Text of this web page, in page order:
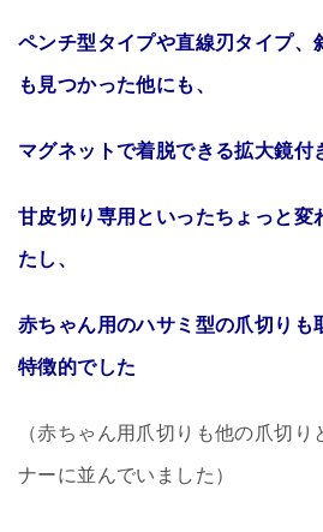
ペンチ型タイプや直線刃タイプ、
も見つかった他にも、
マグネットで着脱できる拡大鏡付
甘皮切り専用といったちょっと変
たし、
赤ちゃん用のハサミ型の爪切りも
特徴的でした
（赤ちゃん用爪切りも他の爪切
ナーに並んでいました）